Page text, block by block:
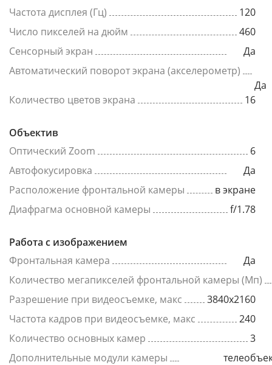
Частота дисплея (Гц)
120
Число пикселей на дюйм
460
Сенсорный экран
Да
Автоматический поворот экрана (акселерометр)
Да
Количество цветов экрана
16
Объектив
Оптический Zoom
6
Автофокусировка
Да
Расположение фронтальной камеры
в экране
Диафрагма основной камеры
f/1.78
Работа с изображением
Фронтальная камера
Да
Количество мегапикселей фронтальной камеры (Мп)
Разрешение при видеосъемке, макс
3840x2160
Частота кадров при видеосъемке, макс
240
Количество основных камер
3
Дополнительные модули камеры